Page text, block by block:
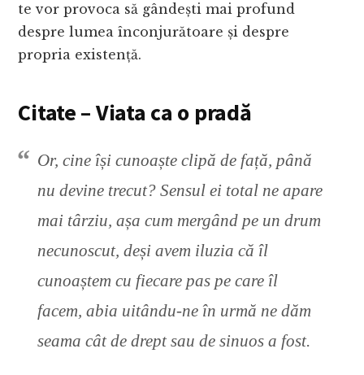
te vor provoca să gândești mai profund
despre lumea înconjurătoare și despre
propria existență.
Citate – Viata ca o pradă
Or, cine își cunoaște clipă de față, până
nu devine trecut? Sensul ei total ne apare
mai târziu, așa cum mergând pe un drum
necunoscut, deși avem iluzia că îl
cunoaștem cu fiecare pas pe care îl
facem, abia uitându-ne în urmă ne dăm
seama cât de drept sau de sinuos a fost.